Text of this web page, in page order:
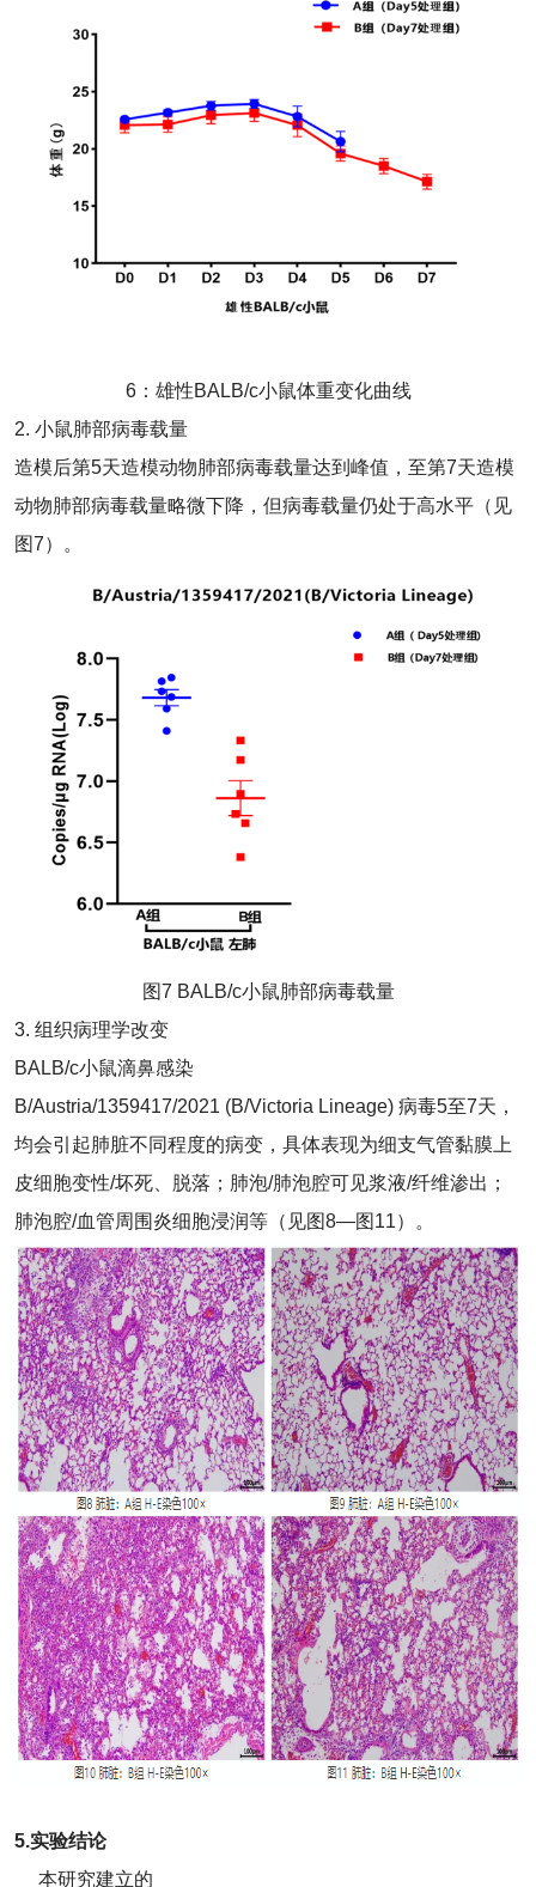
6：雄性BALB/c小鼠体重变化曲线
2. 小鼠肺部病毒载量
造模后第5天造模动物肺部病毒载量达到峰值，至第7天造模
动物肺部病毒载量略微下降，但病毒载量仍处于高水平（见
图7）。
图7 BALB/c小鼠肺部病毒载量
3. 组织病理学改变
BALB/c小鼠滴鼻感染
B/Austria/1359417/2021 (B/Victoria Lineage) 病毒5至7天，
均会引起肺脏不同程度的病变，具体表现为细支气管黏膜上
皮细胞变性/坏死、脱落；肺泡/肺泡腔可见浆液/纤维渗出；
肺泡腔/血管周围炎细胞浸润等（见图8—图11）。
5.实验结论
本研究建立的